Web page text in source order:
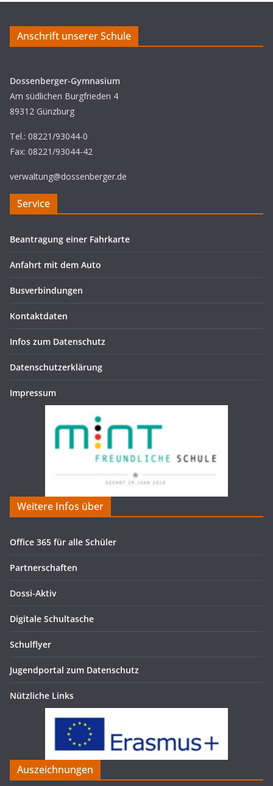
Anschrift unserer Schule
Dossenberger-Gymnasium
Am südlichen Burgfrieden 4
89312 Günzburg
Tel.: 08221/93044-0
Fax: 08221/93044-42
verwaltung@dossenberger.de
Service
Beantragung einer Fahrkarte
Anfahrt mit dem Auto
Busverbindungen
Kontaktdaten
Infos zum Datenschutz
Datenschutzerklärung
Impressum
Weitere Infos über
Office 365 für alle Schüler
Partnerschaften
Dossi-Aktiv
Digitale Schultasche
Schulflyer
Jugendportal zum Datenschutz
Nützliche Links
Auszeichnungen